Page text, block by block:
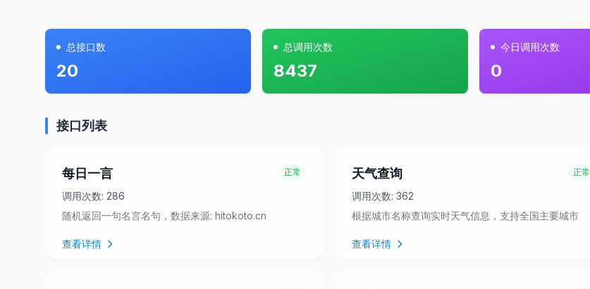
总接口数
20
总调用次数
8437
今日调用次数
0
接口列表
每日一言 正常
调用次数: 286
随机返回一句名言名句，数据来源: hitokoto.cn
查看详情
天气查询 正常
调用次数: 362
根据城市名称查询实时天气信息，支持全国主要城市
查看详情